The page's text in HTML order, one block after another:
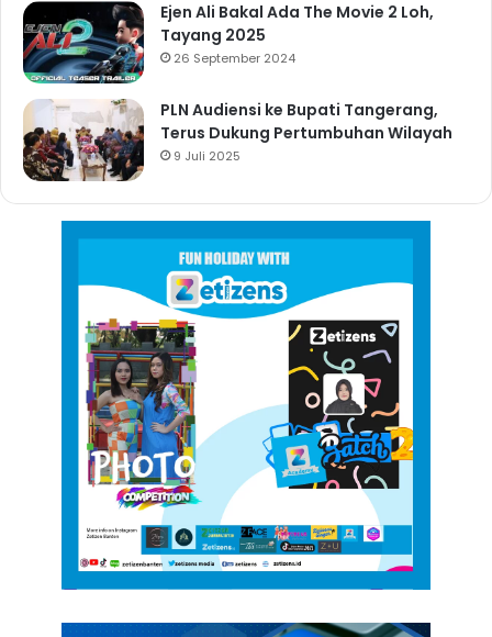
Ejen Ali Bakal Ada The Movie 2 Loh,
Tayang 2025
26 September 2024
PLN Audiensi ke Bupati Tangerang,
Terus Dukung Pertumbuhan Wilayah
9 Juli 2025